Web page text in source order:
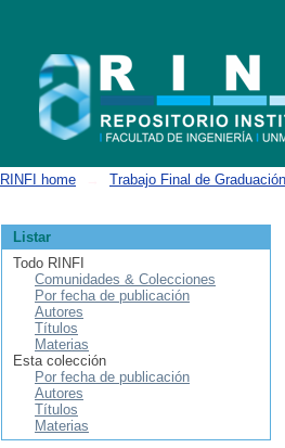
RINFI home Trabajo Final de Graduación
Listar
Todo RINFI
Comunidades & Colecciones
Por fecha de publicación
Autores
Títulos
Materias
Esta colección
Por fecha de publicación
Autores
Títulos
Materias